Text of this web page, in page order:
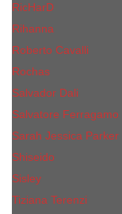
RicHarD
Rihanna
Roberto Cavalli
Rochas
Salvador Dali
Salvatore Ferragamo
Sarah Jessica Parker
Shiseido
Sisley
Tiziana Terenzi